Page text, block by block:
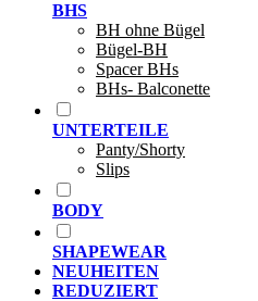
BHS
BH ohne Bügel
Bügel-BH
Spacer BHs
BHs- Balconette
UNTERTEILE
Panty/Shorty
Slips
BODY
SHAPEWEAR
NEUHEITEN
REDUZIERT